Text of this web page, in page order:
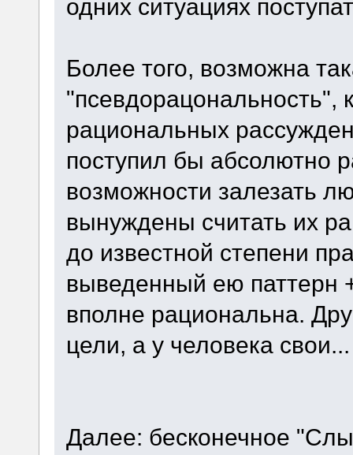
одних ситуациях
Более того, возможна
"псевдорацональность",
рациональных
поступил бы абсолютно
возможности залезать
вынуждены считать их
до известной степени
выведенный ею паттерн
вполне рациональна.
цели, а у человека свои...
Далее: бесконечное